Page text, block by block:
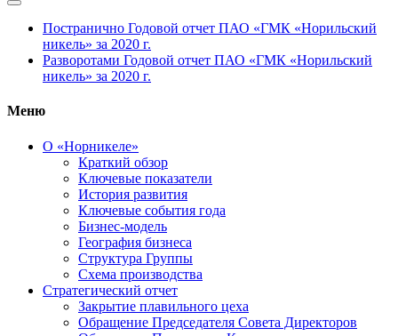
Постранично Годовой отчет ПАО «ГМК «Норильский
никель» за 2020 г.
Разворотами Годовой отчет ПАО «ГМК «Норильский
никель» за 2020 г.
Меню
О «Норникеле»
Краткий обзор
Ключевые показатели
История развития
Ключевые события года
Бизнес-модель
География бизнеса
Структура Группы
Схема производства
Стратегический отчет
Закрытие плавильного цеха
Обращение Председателя Совета Директоров